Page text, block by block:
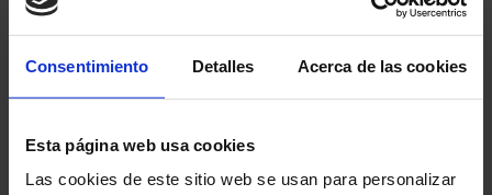
Consentimiento Detalles Acerca de las cookies
Esta página web usa cookies
Las cookies de este sitio web se usan para personalizar